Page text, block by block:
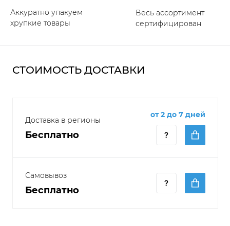
Аккуратно упакуем
хрупкие товары
Весь ассортимент
сертифицирован
СТОИМОСТЬ ДОСТАВКИ
Доставка в регионы
Бесплатно
от 2 до 7 дней
Самовывоз
Бесплатно